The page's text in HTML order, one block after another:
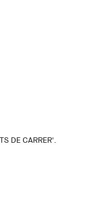
DE CARRER'.